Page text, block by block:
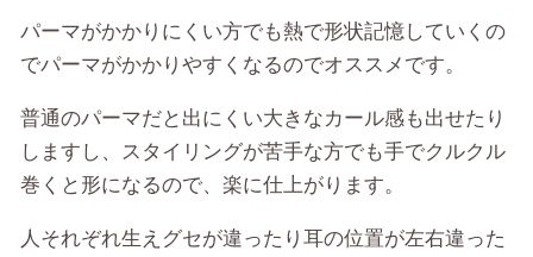
パーマがかかりにくい方でも熱で形状記憶していくの
でパーマがかかりやすくなるのでオススメです。
普通のパーマだと出にくい大きなカール感も出せたり
しますし、スタイリングが苦手な方でも手でクルクル
巻くと形になるので、楽に仕上がります。
人それぞれ生えグセが違ったり耳の位置が左右違った